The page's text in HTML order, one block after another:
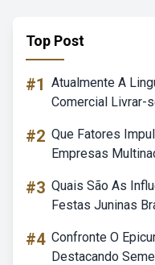
Top Post
#1 Atualmente A
Comercial Livrar-
#2 Que Fatores
Empresas
#3 Quais São As
Festas Juninas
#4 Confronte O
Destacando